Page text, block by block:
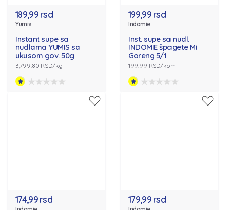
189,99 rsd
Yumis
Instant supe sa
nudlama YUMIS sa
ukusom gov. 50g
3,799.80 RSD/kg
199,99 rsd
Indomie
Inst. supe sa nudl.
INDOMIE špagete Mi
Goreng 5/1
199.99 RSD/kom
174,99 rsd 179,99 rsd